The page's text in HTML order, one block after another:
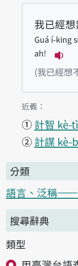
我已經想
Guá í-king
ah!
播
(我已經想
第1項釋義的
近義：
① 計智 kè-tì
② 計謀 kè-
分類
語言、泛稱——
搜尋辭典
類型